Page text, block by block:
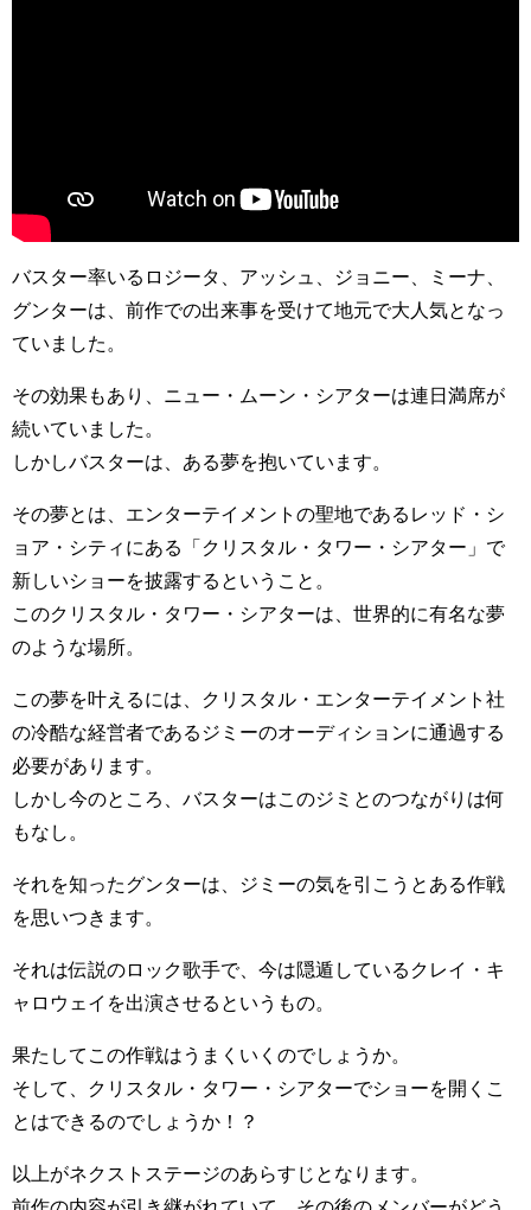
バスター率いるロジータ、アッシュ、ジョニー、ミーナ、
グンターは、前作での出来事を受けて地元で大人気となっ
ていました。
その効果もあり、ニュー・ムーン・シアターは連日満席が
続いていました。
しかしバスターは、ある夢を抱いています。
その夢とは、エンターテイメントの聖地であるレッド・シ
ョア・シティにある「クリスタル・タワー・シアター」で
新しいショーを披露するということ。
このクリスタル・タワー・シアターは、世界的に有名な夢
のような場所。
この夢を叶えるには、クリスタル・エンターテイメント社
の冷酷な経営者であるジミーのオーディションに通過する
必要があります。
しかし今のところ、バスターはこのジミとのつながりは何
もなし。
それを知ったグンターは、ジミーの気を引こうとある作戦
を思いつきます。
それは伝説のロック歌手で、今は隠遁しているクレイ・キ
ャロウェイを出演させるというもの。
果たしてこの作戦はうまくいくのでしょうか。
そして、クリスタル・タワー・シアターでショーを開くこ
とはできるのでしょうか！？
以上がネクストステージのあらすじとなります。